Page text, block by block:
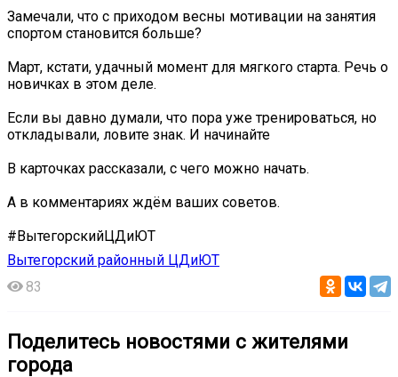
Замечали, что с приходом весны мотивации на занятия
спортом становится больше?
Март, кстати, удачный момент для мягкого старта. Речь о
новичках в этом деле.
Если вы давно думали, что пора уже тренироваться, но
откладывали, ловите знак. И начинайте
В карточках рассказали, с чего можно начать.
А в комментариях ждём ваших советов.
#ВытегорскийЦДиЮТ
Вытегорский районный ЦДиЮТ
83
Поделитесь новостями с жителями
города